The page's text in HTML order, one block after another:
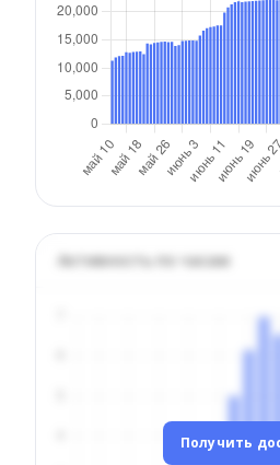
Активность по часам
Получить